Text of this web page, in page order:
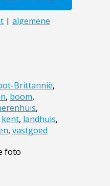
Brittannië,
, boom,
,
kent, landhuis,
, vastgoed
foto